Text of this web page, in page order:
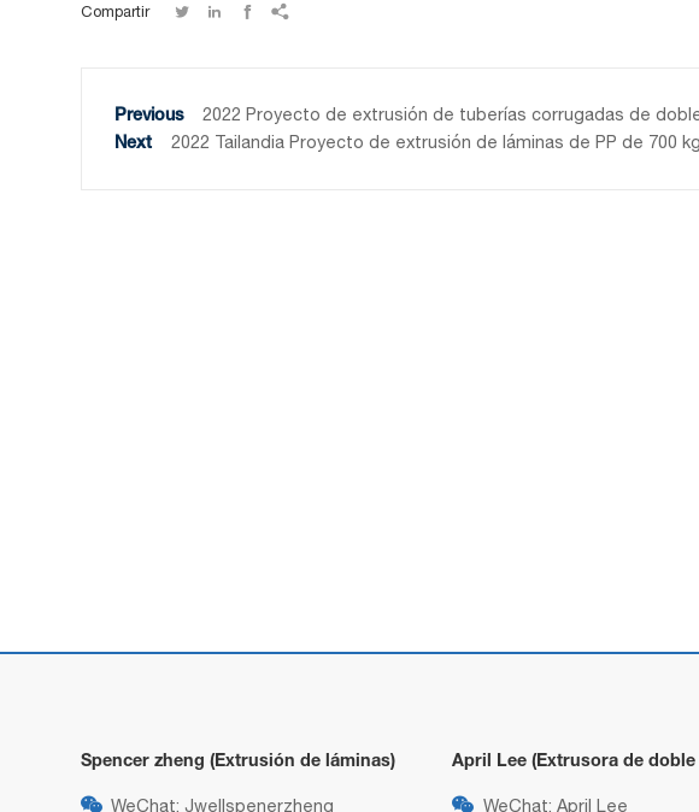
Compartir    
2022 Proyecto de extrusión de tuberías corrugadas de doble
2022 Tailandia Proyecto de extrusión de láminas de PP de 700
Spencer zheng (Extrusión de láminas)
 WeChat: Jwellspenerzheng
April Lee (Extrusora de
 WeChat: April Lee